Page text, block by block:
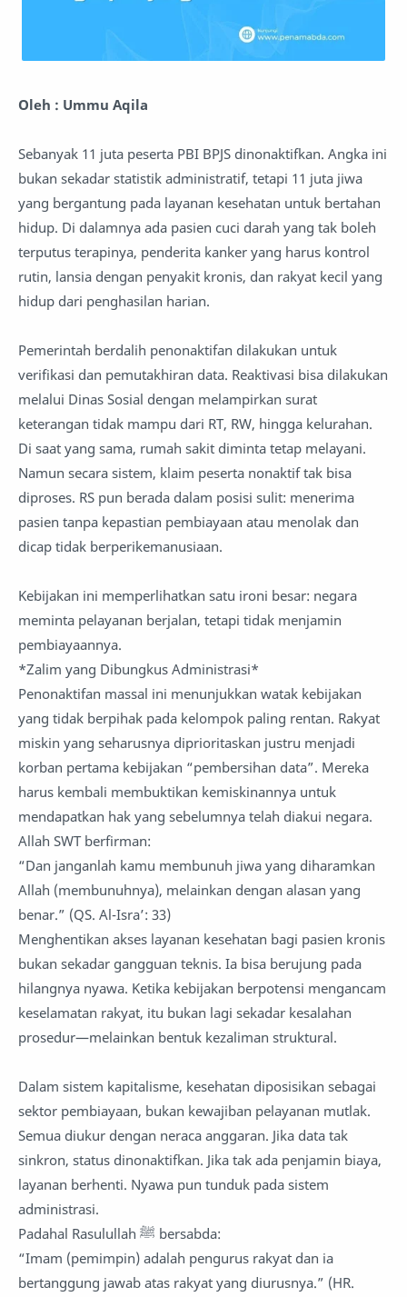
Oleh : Ummu Aqila
Sebanyak 11 juta peserta PBI BPJS dinonaktifkan. Angka ini
bukan sekadar statistik administratif, tetapi 11 juta jiwa
yang bergantung pada layanan kesehatan untuk bertahan
hidup. Di dalamnya ada pasien cuci darah yang tak boleh
terputus terapinya, penderita kanker yang harus kontrol
rutin, lansia dengan penyakit kronis, dan rakyat kecil yang
hidup dari penghasilan harian.
Pemerintah berdalih penonaktifan dilakukan untuk
verifikasi dan pemutakhiran data. Reaktivasi bisa dilakukan
melalui Dinas Sosial dengan melampirkan surat
keterangan tidak mampu dari RT, RW, hingga kelurahan.
Di saat yang sama, rumah sakit diminta tetap melayani.
Namun secara sistem, klaim peserta nonaktif tak bisa
diproses. RS pun berada dalam posisi sulit: menerima
pasien tanpa kepastian pembiayaan atau menolak dan
dicap tidak berperikemanusiaan.
Kebijakan ini memperlihatkan satu ironi besar: negara
meminta pelayanan berjalan, tetapi tidak menjamin
pembiayaannya.
*Zalim yang Dibungkus Administrasi*
Penonaktifan massal ini menunjukkan watak kebijakan
yang tidak berpihak pada kelompok paling rentan. Rakyat
miskin yang seharusnya diprioritaskan justru menjadi
korban pertama kebijakan “pembersihan data”. Mereka
harus kembali membuktikan kemiskinannya untuk
mendapatkan hak yang sebelumnya telah diakui negara.
Allah SWT berfirman:
“Dan janganlah kamu membunuh jiwa yang diharamkan
Allah (membunuhnya), melainkan dengan alasan yang
benar.” (QS. Al-Isra’: 33)
Menghentikan akses layanan kesehatan bagi pasien kronis
bukan sekadar gangguan teknis. Ia bisa berujung pada
hilangnya nyawa. Ketika kebijakan berpotensi mengancam
keselamatan rakyat, itu bukan lagi sekadar kesalahan
prosedur—melainkan bentuk kezaliman struktural.
Dalam sistem kapitalisme, kesehatan diposisikan sebagai
sektor pembiayaan, bukan kewajiban pelayanan mutlak.
Semua diukur dengan neraca anggaran. Jika data tak
sinkron, status dinonaktifkan. Jika tak ada penjamin biaya,
layanan berhenti. Nyawa pun tunduk pada sistem
administrasi.
Padahal Rasulullah ﷺ bersabda:
“Imam (pemimpin) adalah pengurus rakyat dan ia
bertanggung jawab atas rakyat yang diurusnya.” (HR.